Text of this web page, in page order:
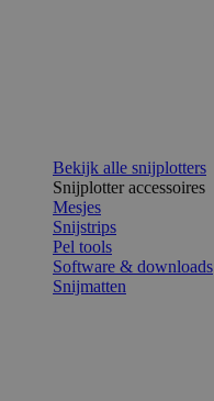
Bekijk alle snijplotters
Snijplotter accessoires
Mesjes
Snijstrips
Pel tools
Software & downloads
Snijmatten